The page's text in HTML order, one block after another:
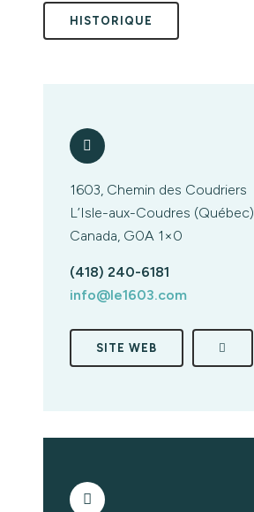
HISTORIQUE
1603, Chemin des Coudriers
L’Isle-aux-Coudres (Québec)
Canada, G0A 1×0
(418) 240-6181
info@le1603.com
SITE WEB